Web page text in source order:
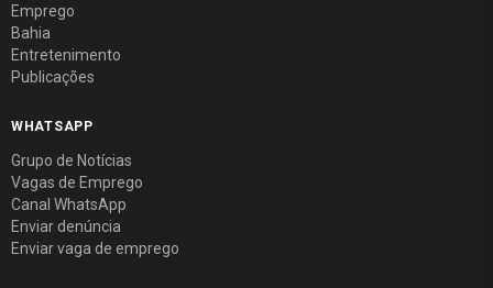
Emprego
Bahia
Entretenimento
Publicações
WHATSAPP
Grupo de Notícias
Vagas de Emprego
Canal WhatsApp
Enviar denúncia
Enviar vaga de emprego